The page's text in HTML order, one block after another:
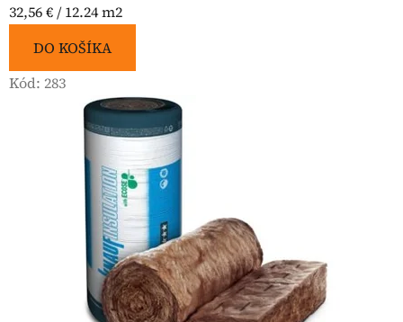
Jednotková
32,56 € / 12.24 m2
DO KOŠÍKA
Kód: 283